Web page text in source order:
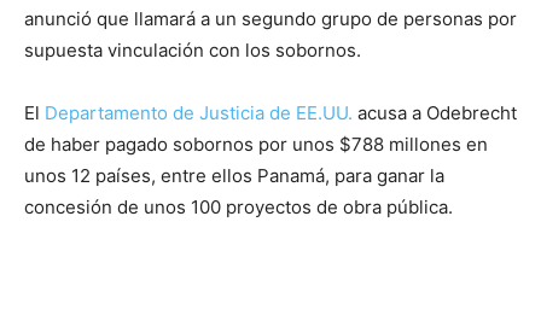
anunció que llamará a un segundo grupo de personas por
supuesta vinculación con los sobornos.
El Departamento de Justicia de EE.UU. acusa a Odebrecht
de haber pagado sobornos por unos $788 millones en
unos 12 países, entre ellos Panamá, para ganar la
concesión de unos 100 proyectos de obra pública.